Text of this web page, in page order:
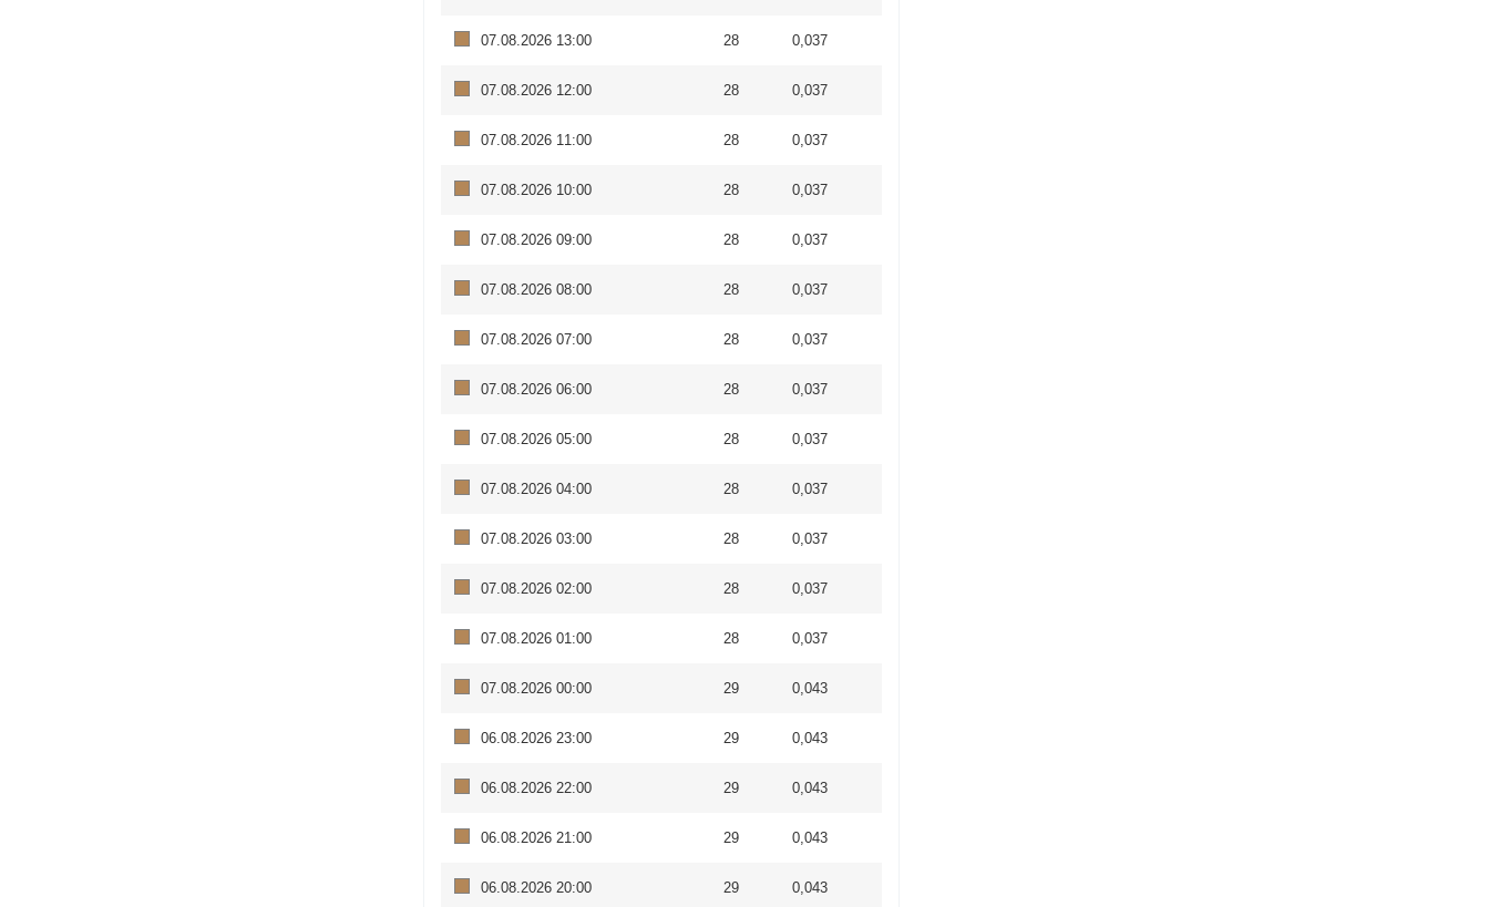
07.08.2026 13:00 28 0,037
07.08.2026 12:00 28 0,037
07.08.2026 11:00 28 0,037
07.08.2026 10:00 28 0,037
07.08.2026 09:00 28 0,037
07.08.2026 08:00 28 0,037
07.08.2026 07:00 28 0,037
07.08.2026 06:00 28 0,037
07.08.2026 05:00 28 0,037
07.08.2026 04:00 28 0,037
07.08.2026 03:00 28 0,037
07.08.2026 02:00 28 0,037
07.08.2026 01:00 28 0,037
07.08.2026 00:00 29 0,043
06.08.2026 23:00 29 0,043
06.08.2026 22:00 29 0,043
06.08.2026 21:00 29 0,043
06.08.2026 20:00 29 0,043